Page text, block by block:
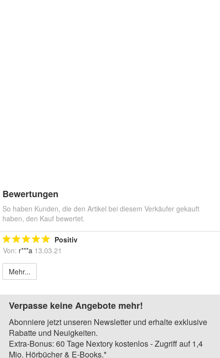
Bewertungen
So haben Kunden, die den Artikel bei diesem Verkäufer gekauft
haben, den Kauf bewertet.
Positiv
Von: r***a 13.03.21
Mehr...
Verpasse keine Angebote mehr!
Abonniere jetzt unseren Newsletter und erhalte exklusive
Rabatte und Neuigkeiten.
Extra-Bonus: 60 Tage Nextory kostenlos - Zugriff auf 1,4
Mio. Hörbücher & E-Books.*